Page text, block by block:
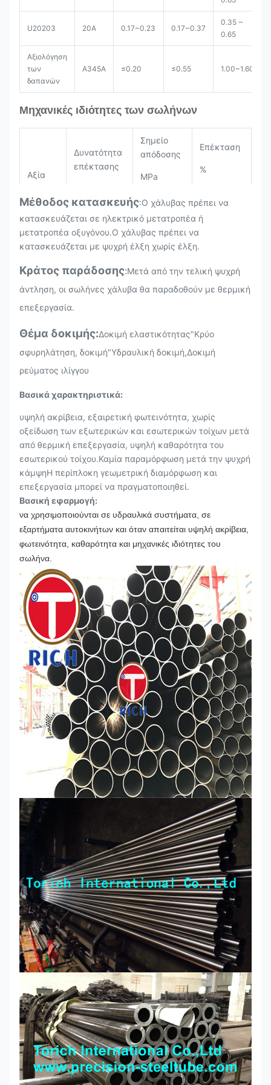
U20203 20Α 0.17~0.23 0.17~0.37
0.35 ~
0.65
Αξιολόγηση
των
δαπανών
Α345Α ≤0.20 ≤0.55 1.00~1.60
Μηχανικές ιδιότητες των σωλήνων
Αξία
Δυνατότητα
επέκτασης
Σημείο
απόδοσης
MPa
Επέκταση
%
Όχι περισσότερο από
10Α 335~470 205
Μέθοδος κατασκευής:Ο χάλυβας πρέπει να
κατασκευάζεται σε ηλεκτρικό μετατροπέα ή
μετατροπέα οξυγόνου.Ο χάλυβας πρέπει να
κατασκευάζεται με ψυχρή έλξη χωρίς έλξη.
Κράτος παράδοσης:Μετά από την τελική ψυχρή
άντληση, οι σωλήνες χάλυβα θα παραδοθούν με θερμική
επεξεργασία.
Θέμα δοκιμής:Δοκιμή ελαστικότητας"Κρύο
σφυρηλάτηση, δοκιμή"Υδραυλική δοκιμή,Δοκιμή
ρεύματος ιλίγγου
Βασικά χαρακτηριστικά:
υψηλή ακρίβεια, εξαιρετική φωτεινότητα, χωρίς
οξείδωση των εξωτερικών και εσωτερικών τοίχων μετά
από θερμική επεξεργασία, υψηλή καθαρότητα του
εσωτερικού τοίχου.Καμία παραμόρφωση μετά την ψυχρή
κάμψηΗ περίπλοκη γεωμετρική διαμόρφωση και
επεξεργασία μπορεί να πραγματοποιηθεί.
Βασική εφαρμογή:
να χρησιμοποιούνται σε υδραυλικά συστήματα, σε
εξαρτήματα αυτοκινήτων και όταν απαιτείται υψηλή ακρίβεια,
φωτεινότητα, καθαρότητα και μηχανικές ιδιότητες του
σωλήνα.